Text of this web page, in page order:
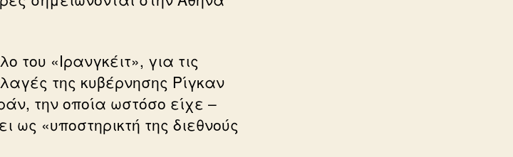
του «Ιρανγκέιτ», για τις
της κυβέρνησης Ρίγκαν
την οποία ωστόσο είχε –
ως «υποστηρικτή της διεθνούς